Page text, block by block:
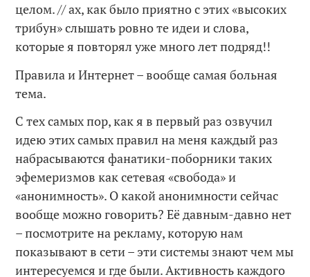
целом. // ах, как было приятно с этих «высоких
трибун» слышать ровно те идеи и слова,
которые я повторял уже много лет подряд!!
Правила и Интернет – вообще самая больная
тема.
С тех самых пор, как я в первый раз озвучил
идею этих самых правил на меня каждый раз
набрасываются фанатики-поборники таких
эфемеризмов как сетевая «свобода» и
«анонимность». О какой анонимности сейчас
вообще можно говорить? Её давным-давно нет
– посмотрите на рекламу, которую нам
показывают в сети – эти системы знают чем мы
интересуемся и где были. Активность каждого